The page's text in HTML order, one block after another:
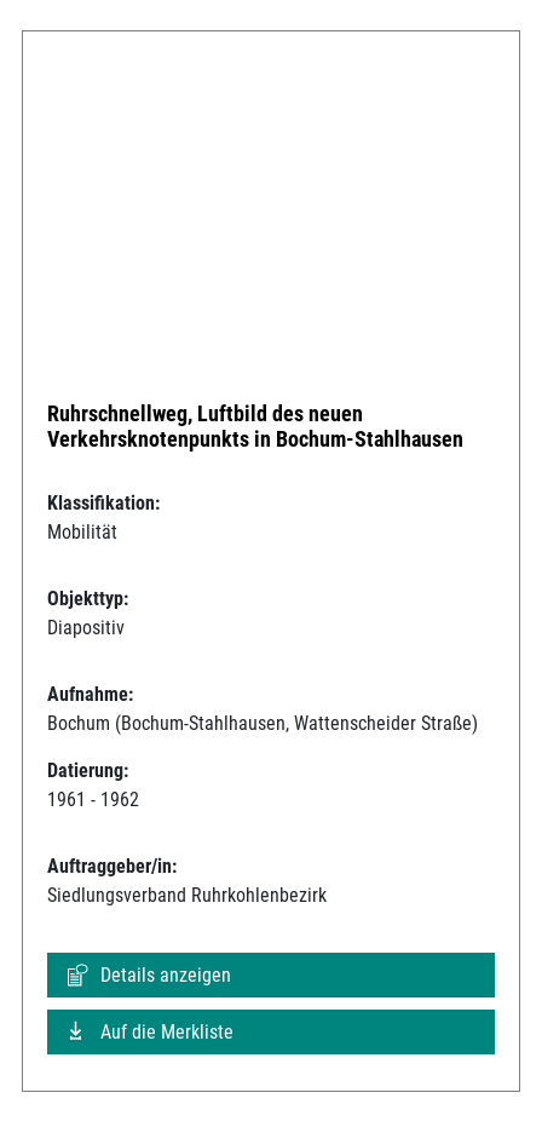
Ruhrschnellweg, Luftbild des neuen
Verkehrsknotenpunkts in Bochum-Stahlhausen
Klassifikation:
Mobilität
Objekttyp:
Diapositiv
Aufnahme:
Bochum (Bochum-Stahlhausen, Wattenscheider Straße)
Datierung:
1961 - 1962
Auftraggeber/in:
Siedlungsverband Ruhrkohlenbezirk
Details anzeigen
Auf die Merkliste